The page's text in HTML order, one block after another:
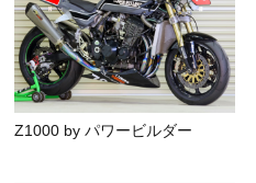
Z1000 by パワービルダー